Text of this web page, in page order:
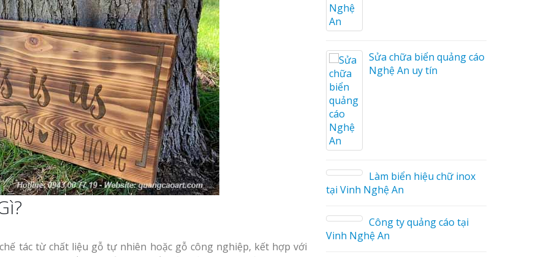
tác từ chất liệu gỗ tự nhiên hoặc gỗ công nghiệp, kết hợp với
Làm bảng hiệu gỗ tại
Biên Hòa
Làm bảng hiệu gỗ tại
Nghệ An
Thi công biển quảng cáo
Thuận An Bình Dương
Làm biển hiệu salon tóc
Thuận An
Thi công biển quảng cáo
Sửa chữa biển quảng cáo
Nghệ An uy tín
Làm biển hiệu chữ inox
tại Vinh Nghệ An
Công ty quảng cáo tại
Vinh Nghệ An
salon
cáo
Làm biển hiệu chữ
inox tại Vinh Nghệ An
Công ty quảng cáo
tại Vinh Nghệ An
Làm biển hiệu spa tại
Vinh Nghệ An